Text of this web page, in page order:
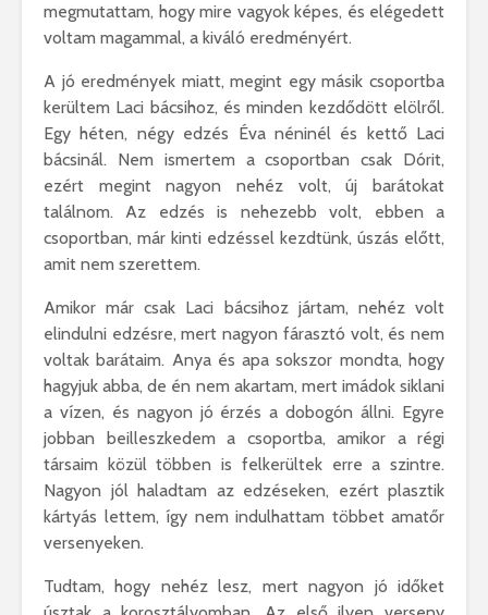
megmutattam, hogy mire vagyok képes, és elégedett
voltam magammal, a kiváló eredményért.
A jó eredmények miatt, megint egy másik csoportba
kerültem Laci bácsihoz, és minden kezdődött elölről.
Egy héten, négy edzés Éva néninél és kettő Laci
bácsinál. Nem ismertem a csoportban csak Dórit,
ezért megint nagyon nehéz volt, új barátokat
találnom. Az edzés is nehezebb volt, ebben a
csoportban, már kinti edzéssel kezdtünk, úszás előtt,
amit nem szerettem.
Amikor már csak Laci bácsihoz jártam, nehéz volt
elindulni edzésre, mert nagyon fárasztó volt, és nem
voltak barátaim. Anya és apa sokszor mondta, hogy
hagyjuk abba, de én nem akartam, mert imádok siklani
a vízen, és nagyon jó érzés a dobogón állni. Egyre
jobban beilleszkedem a csoportba, amikor a régi
társaim közül többen is felkerültek erre a szintre.
Nagyon jól haladtam az edzéseken, ezért plasztik
kártyás lettem, így nem indulhattam többet amatőr
versenyeken.
Tudtam, hogy nehéz lesz, mert nagyon jó időket